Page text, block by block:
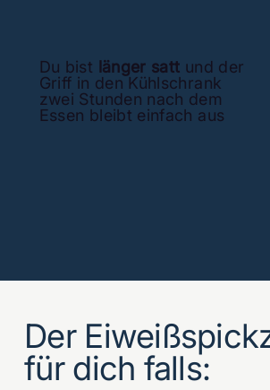
Du bist länger satt und der
Griff in den Kühlschrank
zwei Stunden nach dem
Essen bleibt einfach aus
Der
für dich falls: